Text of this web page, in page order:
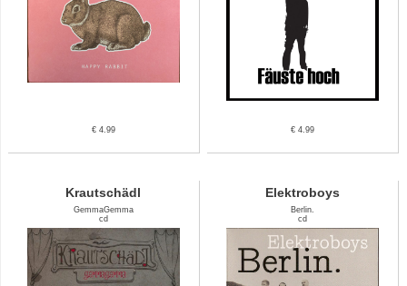
€ 4.99 € 4.99
Krautschädl
GemmaGemma
cd
Elektroboys
Berlin.
cd